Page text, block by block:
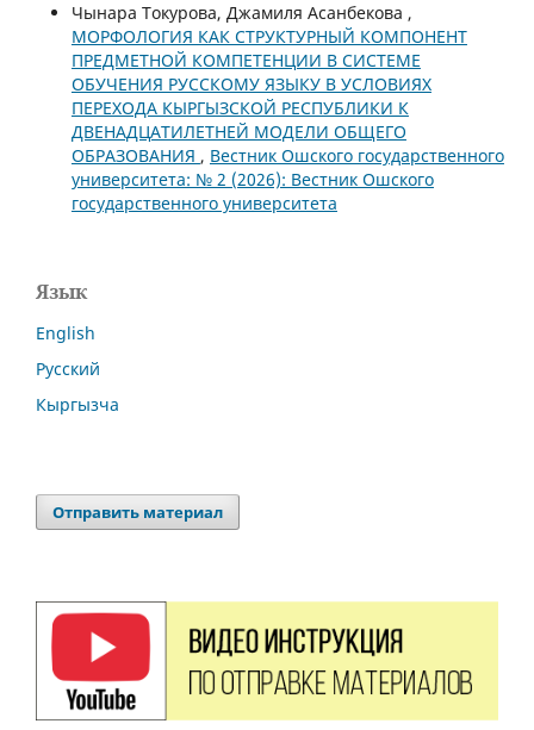
Чынара Токурова, Джамиля Асанбекова ,
МОРФОЛОГИЯ КАК СТРУКТУРНЫЙ КОМПОНЕНТ
ПРЕДМЕТНОЙ КОМПЕТЕНЦИИ В СИСТЕМЕ
ОБУЧЕНИЯ РУССКОМУ ЯЗЫКУ В УСЛОВИЯХ
ПЕРЕХОДА КЫРГЫЗСКОЙ РЕСПУБЛИКИ К
ДВЕНАДЦАТИЛЕТНЕЙ МОДЕЛИ ОБЩЕГО
ОБРАЗОВАНИЯ , Вестник Ошского государственного
университета: № 2 (2026): Вестник Ошского
государственного университета
Язык
English
Русский
Кыргызча
Отправить материал